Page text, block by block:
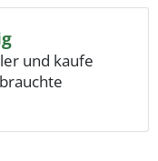
und kaufe